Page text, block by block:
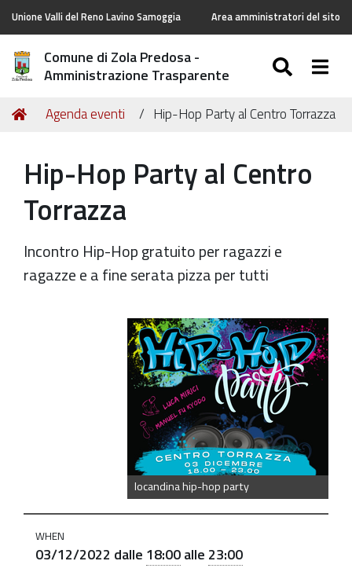
Unione Valli del Reno Lavino Samoggia Area amministratori del sito
Comune di Zola Predosa -
Amministrazione Trasparente
Tu
Home
Agenda eventi Hip-Hop Party al Centro Torrazza
Hip-Hop Party al Centro
Torrazza
Incontro Hip-Hop gratuito per ragazzi e
ragazze e a fine serata pizza per tutti
locandina hip-hop party
https://old.comune.zolapredosa.bo.it/events/hip-
Party
WHEN
03/12/2022 dalle 18:00alle 23:00